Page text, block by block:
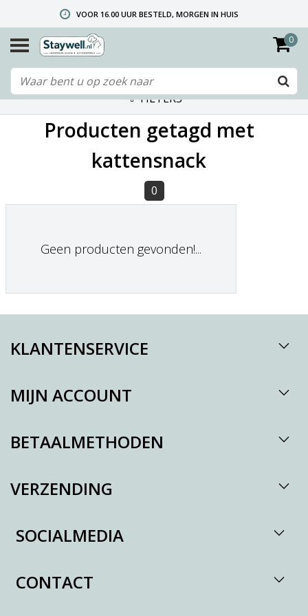
VOOR 16.00 UUR BESTELD, MORGEN IN HUIS
GRATIS VERZENDING VANAF € 40,- (ALLEEN NEDERLAND)
TELEFONISCHE HELPDESK 010 492 02 35 (LET OP: WIJ ZIJN NIET DE FABRIKANT! ZIE KLANTENSERVICE-INFO)
0
FILTERS
Producten getagd met
kattensnack
0
Geen producten gevonden!...
KLANTENSERVICE
MIJN ACCOUNT
BETAALMETHODEN
VERZENDING
SOCIALMEDIA
CONTACT